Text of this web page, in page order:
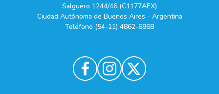
Salguero 1244/46 (C1177AEX)
Ciudad Autónoma de Buenos Aires - Argentina
Teléfono (54-11) 4862-6868